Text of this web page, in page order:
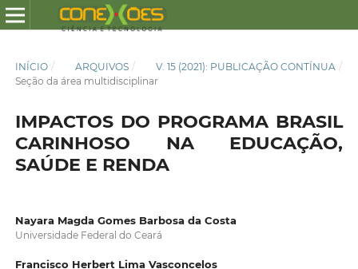
INÍCIO / ARQUIVOS / V. 15 (2021): PUBLICAÇÃO CONTÍNUA /
Seção da área multidisciplinar
IMPACTOS DO PROGRAMA BRASIL
CARINHOSO NA EDUCAÇÃO,
SAÚDE E RENDA
Nayara Magda Gomes Barbosa da Costa
Universidade Federal do Ceará
Francisco Herbert Lima Vasconcelos